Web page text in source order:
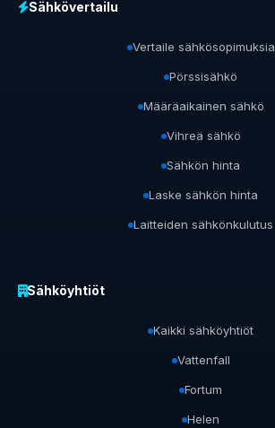
Sähkövertailu
Vertaile sähkösopimuksia
Pörssisähkö
Määräaikainen sähkö
Vihreä sähkö
Sähkön hinta
Laske sähkön hinta
Laitteiden sähkönkulutus
Sähköyhtiöt
Kaikki sähköyhtiöt
Vattenfall
Fortum
Helen